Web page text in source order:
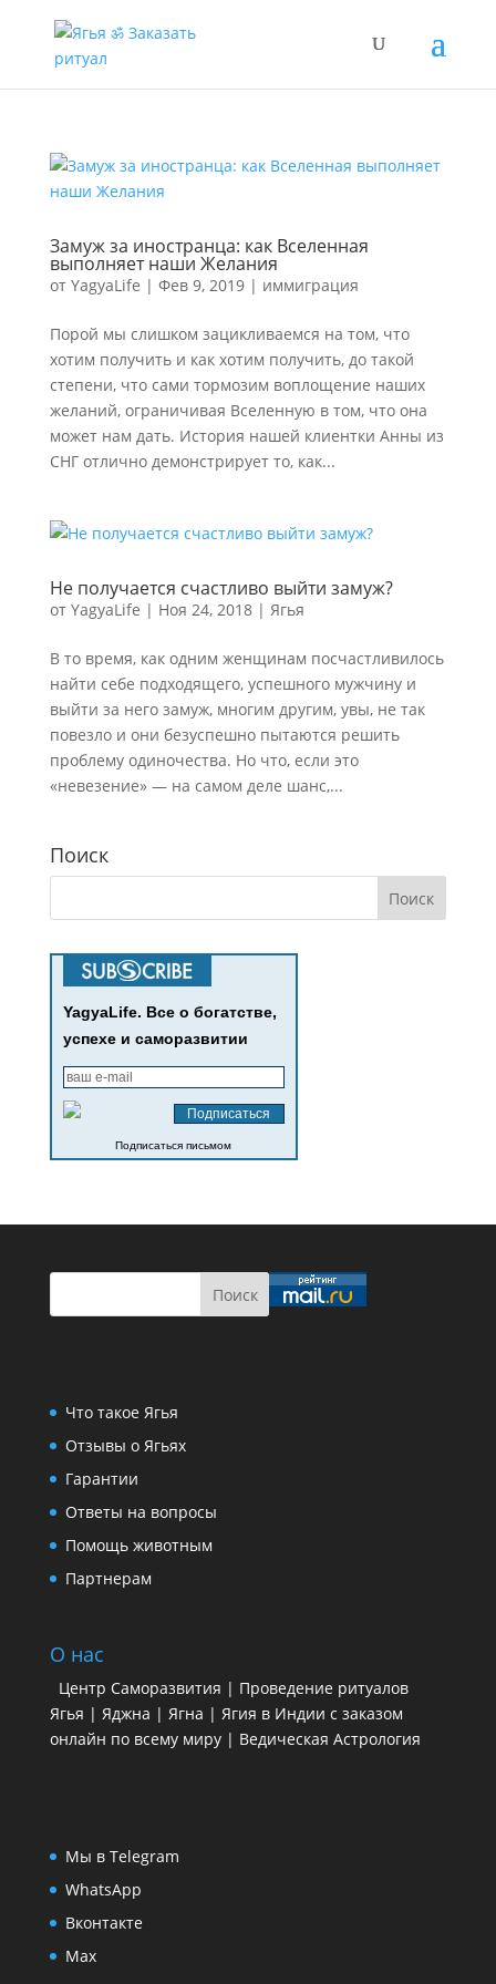
Замуж за иностранца: как Вселенная
выполняет наши Желания
от YagyaLife | Фев 9, 2019| иммиграция
Порой мы слишком зацикливаемся на том, что
хотим получить и как хотим получить, до такой
степени, что сами тормозим воплощение наших
желаний, ограничивая Вселенную в том, что она
может нам дать. История нашей клиентки Анны из
СНГ отлично демонстрирует то, как...
Не получается счастливо выйти замуж?
от YagyaLife | Ноя 24, 2018| Ягья
В то время, как одним женщинам посчастливилось
найти себе подходящего, успешного мужчину и
выйти за него замуж, многим другим, увы, не так
повезло и они безуспешно пытаются решить
проблему одиночества. Но что, если это
«невезение» — на самом деле шанс,...
Поиск
YagyaLife. Все о богатстве,
успехе и саморазвитии
Подписаться письмом
Что такое Ягья
Отзывы о Ягьях
Гарантии
Ответы на вопросы
Помощь животным
Партнерам
О нас
Центр Саморазвития | Проведение ритуалов
Ягья | Яджна | Ягна | Ягия в Индии с заказом
онлайн по всему миру | Ведическая Астрология
Мы в Telegram
WhatsApp
Вконтакте
Max